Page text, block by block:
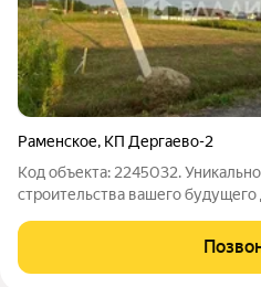
Раменское, КП Дергаево-2
Код объекта: 2245032.
строительства вашего
Раменское. Площадь 7,1 соток.
50:23:0020275:5134 Подъезд к